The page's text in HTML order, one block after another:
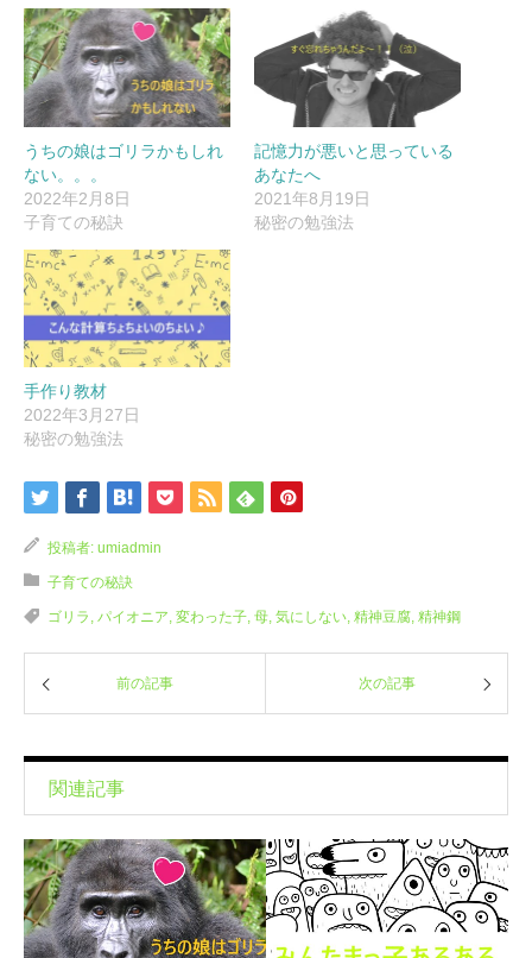
うちの娘はゴリラかもしれ
ない。。。
2022年2月8日
子育ての秘訣
記憶力が悪いと思っている
あなたへ
2021年8月19日
秘密の勉強法
手作り教材
2022年3月27日
秘密の勉強法
投稿者: umiadmin
子育ての秘訣
ゴリラ , パイオニア, 変わった子, 母, 気にしない, 精神豆腐, 精神鋼
前の記事 次の記事
関連記事